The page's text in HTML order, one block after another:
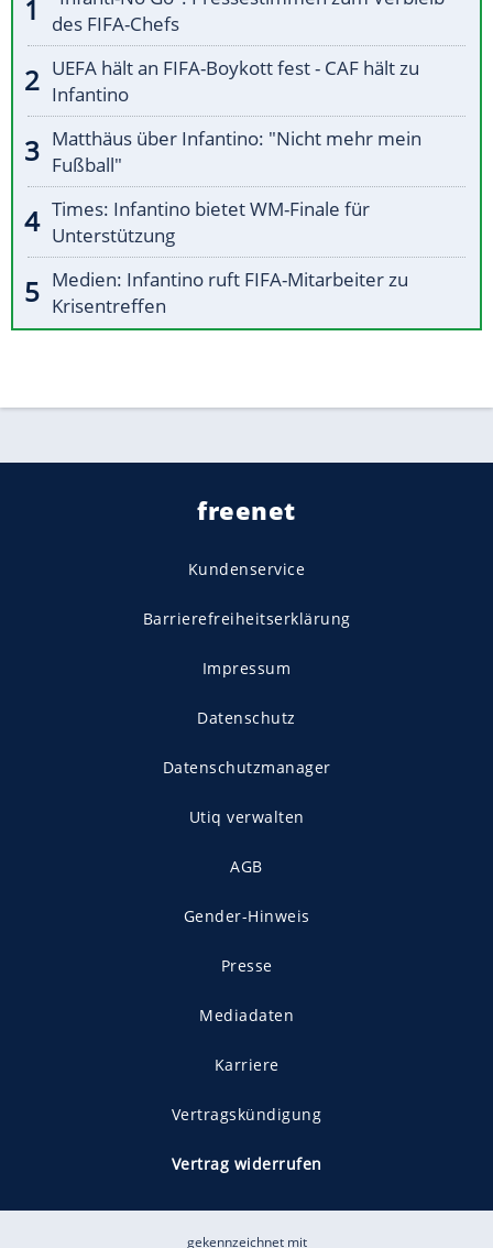
des FIFA-Chefs
UEFA hält an FIFA-Boykott fest - CAF hält zu
Infantino
Matthäus über Infantino: "Nicht mehr mein
Fußball"
Times: Infantino bietet WM-Finale für
Unterstützung
Medien: Infantino ruft FIFA-Mitarbeiter zu
Krisentreffen
freenet
Kundenservice
Barrierefreiheitserklärung
Impressum
Datenschutz
Datenschutzmanager
Utiq verwalten
AGB
Gender-Hinweis
Presse
Mediadaten
Karriere
Vertragskündigung
Vertrag widerrufen
gekennzeichnet mit